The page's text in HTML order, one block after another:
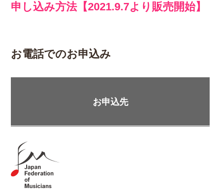
申し込み方法【2021.9.7より販売開始】
お電話でのお申込み
お申込先